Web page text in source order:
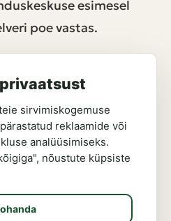
esimesel
poe vastas.
meid
sirvimiskogemuse
reklaamide või
analüüsimiseks.
nõustute küpsiste